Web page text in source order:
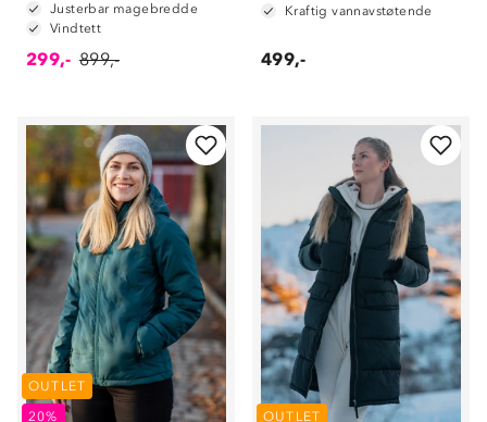
Justerbar magebredde
Vindtett
299,- 899,-
Kraftig vannavstøtende
499,-
OUTLET
20%
OUTLET